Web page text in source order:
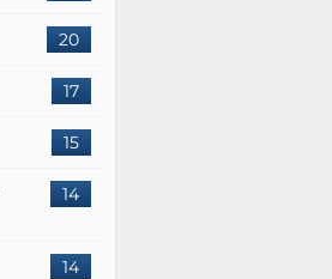
20
17
15
14
14